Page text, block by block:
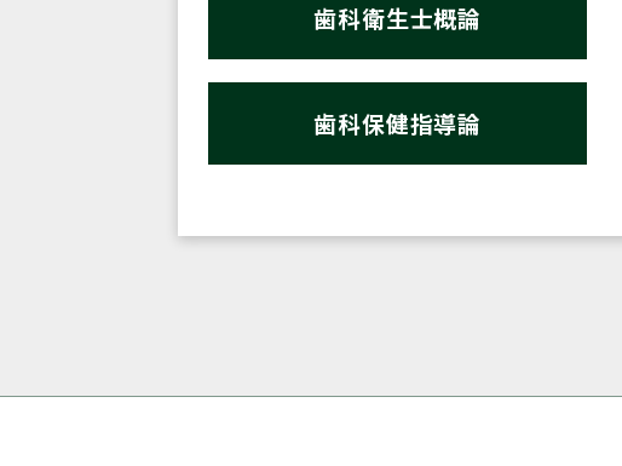
歯科衛生士概論
歯科保健指導論